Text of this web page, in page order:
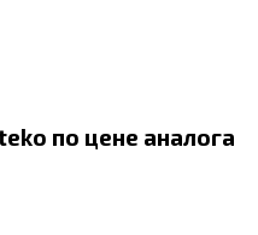
по цене аналога